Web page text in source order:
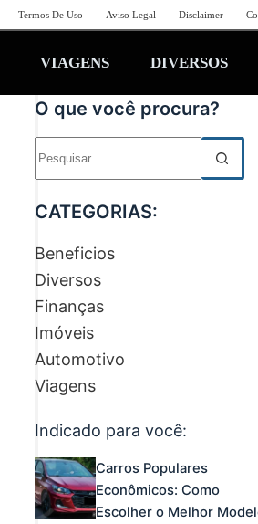
Termos De Uso Aviso Legal Disclaimer
VIAGENS DIVERSOS
O que você procura?
Sem
resultados
CATEGORIAS:
Beneficios
Diversos
Finanças
Imóveis
Automotivo
Viagens
Indicado para você:
Carros Populares
Econômicos: Como
Escolher o Melhor